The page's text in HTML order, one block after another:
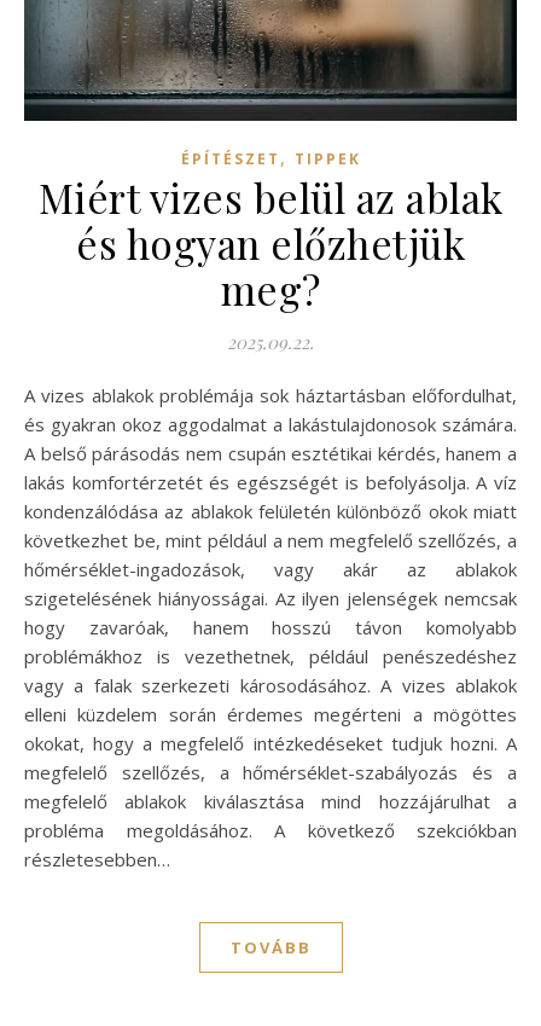
ÉPÍTÉSZET , TIPPEK
Miért vizes belül az ablak
és hogyan előzhetjük
meg?
2025.09.22.
A vizes ablakok problémája sok háztartásban előfordulhat,
és gyakran okoz aggodalmat a lakástulajdonosok számára.
A belső párásodás nem csupán esztétikai kérdés, hanem a
lakás komfortérzetét és egészségét is befolyásolja. A víz
kondenzálódása az ablakok felületén különböző okok miatt
következhet be, mint például a nem megfelelő szellőzés, a
hőmérséklet-ingadozások, vagy akár az ablakok
szigetelésének hiányosságai. Az ilyen jelenségek nemcsak
hogy zavaróak, hanem hosszú távon komolyabb
problémákhoz is vezethetnek, például penészedéshez
vagy a falak szerkezeti károsodásához. A vizes ablakok
elleni küzdelem során érdemes megérteni a mögöttes
okokat, hogy a megfelelő intézkedéseket tudjuk hozni. A
megfelelő szellőzés, a hőmérséklet-szabályozás és a
megfelelő ablakok kiválasztása mind hozzájárulhat a
probléma megoldásához. A következő szekciókban
részletesebben…
TOVÁBB